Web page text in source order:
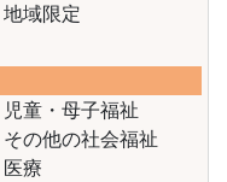
地域限定
児童・母子福祉
その他の社会福祉
医療